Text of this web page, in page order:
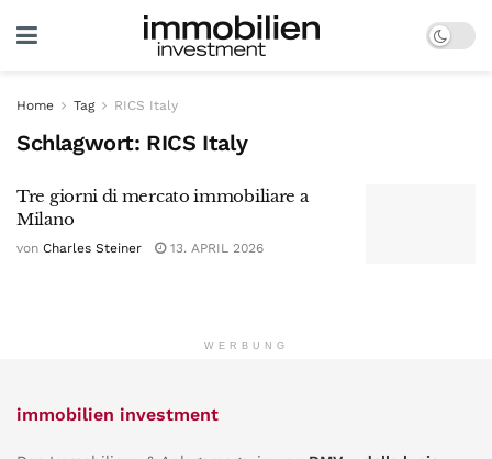
Home Tag RICS Italy
Schlagwort: RICS Italy
Tre giorni di mercato immobiliare a
Milano
von Charles Steiner 13. APRIL 2026
WERBUNG
immobilien investment